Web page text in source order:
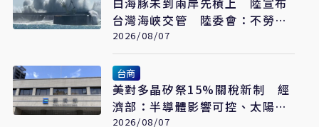
台灣海峽交管 陸委會：不勞費
心
2026/08/07
台商
美對多晶矽祭15%關稅新制 經
濟部：半導體影響可控、太陽能
產業衝擊有限
2026/08/07